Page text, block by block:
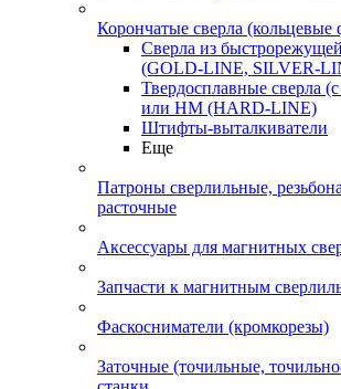
Корончатые сверла (кольцевые
Сверла из
(GOLD-LINE, SILVER-
Твердосплавные сверла
или HM (HARD-LINE)
Штифты-выталкиватели
Еще
Патроны сверлильные,
расточные
Аксессуары для магнитных
Запчасти к магнитным
Фаскосниматели (кромкорезы)
Заточные (точильные,